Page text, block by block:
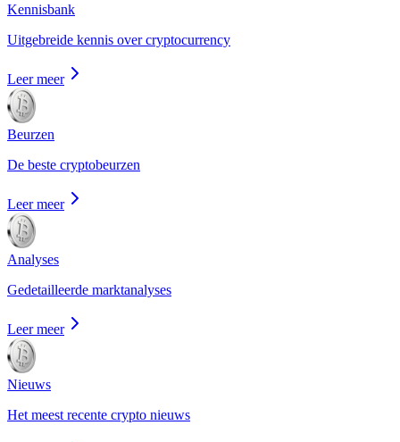
Kennisbank
Uitgebreide kennis over cryptocurrency
Leer meer
Beurzen
De beste cryptobeurzen
Leer meer
Analyses
Gedetailleerde marktanalyses
Leer meer
Nieuws
Het meest recente crypto nieuws